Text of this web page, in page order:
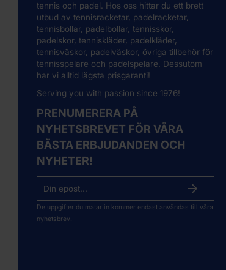
tennis och padel. Hos oss hittar du ett brett
utbud av tennisracketar, padelracketar,
tennisbollar, padelbollar, tennisskor,
padelskor, tenniskläder, padelkläder,
tennisväskor, padelväskor, övriga tillbehör för
tennisspelare och padelspelare. Dessutom
har vi alltid lägsta prisgaranti!
Serving you with passion since 1976!
PRENUMERERA PÅ
NYHETSBREVET FÖR VÅRA
BÄSTA ERBJUDANDEN OCH
NYHETER!
De uppgifter du matar in kommer endast användas till våra
nyhetsbrev.